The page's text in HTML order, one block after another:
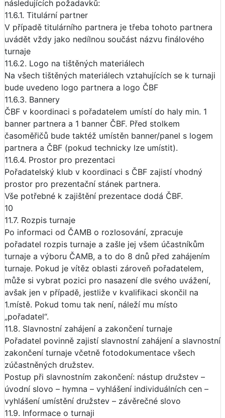
následujících požadavků:
11.6.1. Titulární partner
V případě titulárního partnera je třeba tohoto partnera
uvádět vždy jako nedílnou součást názvu finálového
turnaje
11.6.2. Logo na tištěných materiálech
Na všech tištěných materiálech vztahujících se k turnaji
bude uvedeno logo partnera a logo ČBF
11.6.3. Bannery
ČBF v koordinaci s pořadatelem umístí do haly min. 1
banner partnera a 1 banner ČBF. Před stolkem
časoměřičů bude taktéž umístěn banner/panel s logem
partnera a ČBF (pokud technicky lze umístit).
11.6.4. Prostor pro prezentaci
Pořadatelský klub v koordinaci s ČBF zajistí vhodný
prostor pro prezentační stánek partnera.
Vše potřebné k zajištění prezentace dodá ČBF.
10
11.7. Rozpis turnaje
Po informaci od ČAMB o rozlosování, zpracuje
pořadatel rozpis turnaje a zašle jej všem účastníkům
turnaje a výboru ČAMB, a to do 8 dnů před zahájením
turnaje. Pokud je vítěz oblasti zároveň pořadatelem,
může si vybrat pozici pro nasazení dle svého uvážení,
avšak jen v případě, jestliže v kvalifikaci skončil na
1.místě. Pokud tomu tak není, náleží mu místo
„pořadatel“.
11.8. Slavnostní zahájení a zakončení turnaje
Pořadatel povinně zajistí slavnostní zahájení a slavnostní
zakončení turnaje včetně fotodokumentace všech
zúčastněných družstev.
Postup při slavnostním zakončení: nástup družstev –
úvodní slovo – hymna – vyhlášení individuálních cen –
vyhlášení umístění družstev – závěrečné slovo
11.9. Informace o turnaji